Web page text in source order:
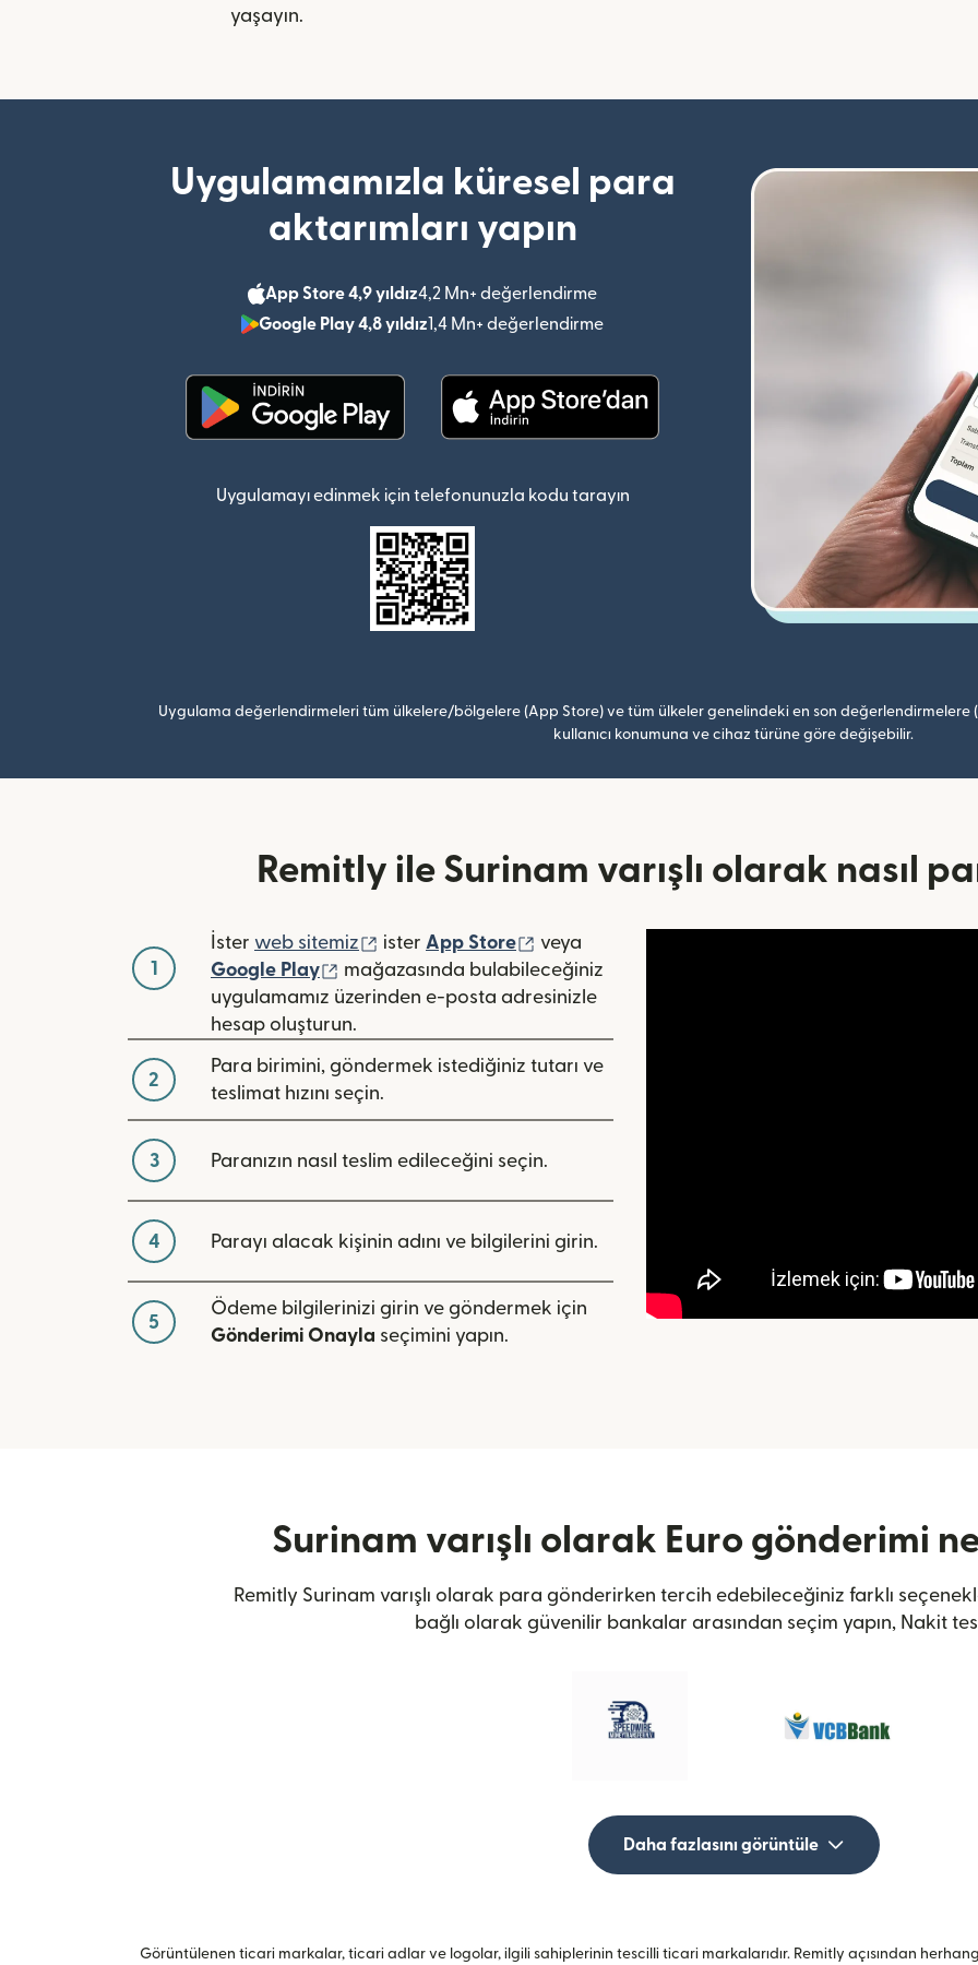
yaşayın.
Uygulamamızla küresel para
aktarımları yapın
App Store 4,9 yıldız4,2 Mn+ değerlendirme
Google Play 4,8 yıldız1,4 Mn+ değerlendirme
Uygulamayı edinmek için telefonunuzla kodu tarayın
Uygulama değerlendirmeleri tüm ülkelere/bölgelere (App Store) ve tüm ülkeler genelindeki en son değerlendirmelere
kullanıcı konumuna ve cihaz türüne göre değişebilir.
Remitly ile Surinam varışlı olarak nasıl
1
İster web sitemiz (yeni pencerede açılır)
ister App Store (yeni pencerede açılır)
veya
Google Play
(yeni pencerede açılır)
mağazasında bulabileceğiniz
uygulamamız üzerinden e-posta adresinizle
hesap oluşturun.
2
Para birimini, göndermek istediğiniz tutarı ve
teslimat hızını seçin.
3 Paranızın nasıl teslim edileceğini seçin.
4 Parayı alacak kişinin adını ve bilgilerini girin.
5
Ödeme bilgilerinizi girin ve göndermek için
Gönderimi Onayla seçimini yapın.
Surinam varışlı olarak Euro gönderimi
Remitly Surinam varışlı olarak para gönderirken tercih edebileceğiniz farklı
bağlı olarak güvenilir bankalar arasından seçim yapın, Nakit
Daha fazlasını görüntüle
Görüntülenen ticari markalar, ticari adlar ve logolar, ilgili sahiplerinin tescilli ticari markalarıdır. Remitly açısından